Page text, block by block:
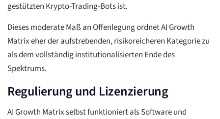
gestützten Krypto-Trading-Bots ist.
Dieses moderate Maß an Offenlegung ordnet AI Growth
Matrix eher der aufstrebenden, risikoreicheren Kategorie zu
als dem vollständig institutionalisierten Ende des
Spektrums.
Regulierung und Lizenzierung
AI Growth Matrix selbst funktioniert als Software und